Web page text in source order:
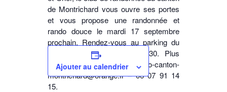
de Montrichard vous ouvre ses portes
et vous propose une randonnée et
rando douce le mardi 17 septembre
prochain. Rendez-vous au parking du
stade de Montrichard à 8h30. Plus
d’infos : rando-canton-
montrichard@orange.fr – 06 07 91 14
15.
Ajouter au calendrier